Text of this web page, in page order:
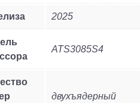
2025
ATS3085S4
двухъядерный